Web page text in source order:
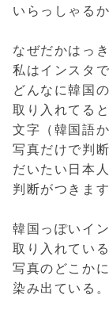
いらっしゃる
なぜだかはっ
私はインスタ
どんなに韓国
取り入れてる
文字（韓国語
写真だけで判断
だいたい日本
判断がつきます
韓国っぽいイ
取り入れてい
写真のどこか
染み出ている。